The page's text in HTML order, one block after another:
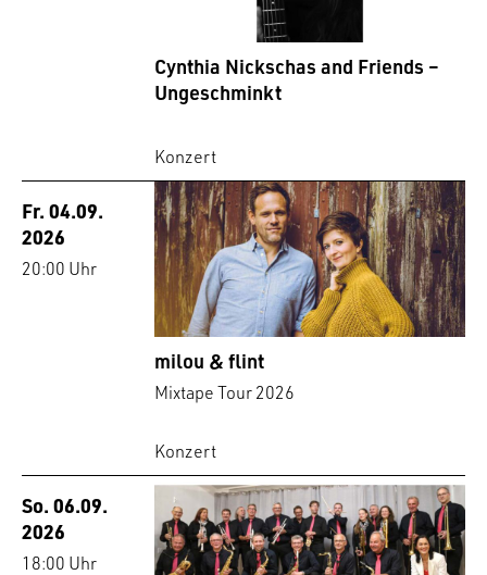
Cynthia Nickschas and Friends –
Ungeschminkt
Konzert
Fr. 04.09.
2026
20:00 Uhr
milou & flint
Mixtape Tour 2026
Konzert
So. 06.09.
2026
18:00 Uhr